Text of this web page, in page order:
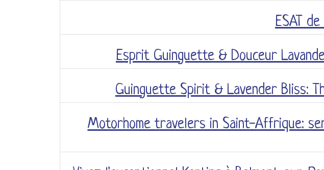
ESAT
Esprit Guinguette & Douceur
Guinguette Spirit & Lavender Bliss:
Motorhome travelers in Saint-Affrique: